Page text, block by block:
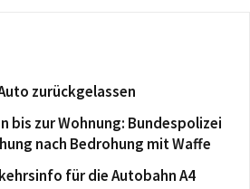
zurückgelassen
bis zur Wohnung: Bundespolizei
nach Bedrohung mit Waffe
für die Autobahn A4